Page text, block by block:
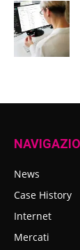
News
Case History
Internet
Mercati